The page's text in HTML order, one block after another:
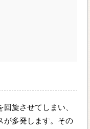
旋させてしまい、
が多発します。その